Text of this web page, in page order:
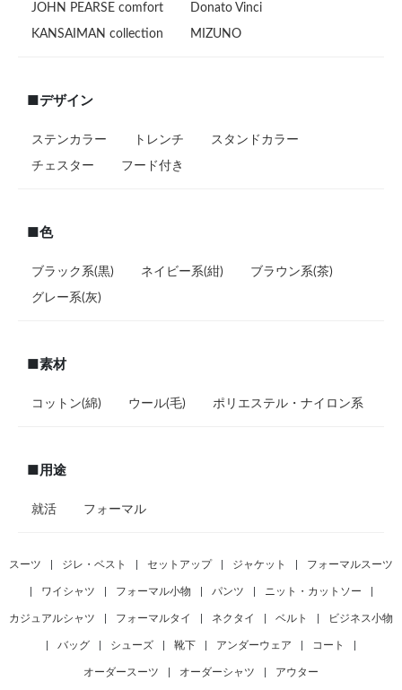
JOHN PEARSE comfort Donato Vinci
KANSAIMAN collection MIZUNO
■デザイン
ステンカラー トレンチ スタンドカラー
チェスター フード付き
■色
ブラック系(黒) ネイビー系(紺) ブラウン系(茶)
グレー系(灰)
■素材
コットン(綿) ウール(毛) ポリエステル・ナイロン系
■用途
就活 フォーマル
スーツ ジレ・ベスト セットアップ ジャケット フォーマルスーツ
ワイシャツ フォーマル小物 パンツ ニット・カットソー
カジュアルシャツ フォーマルタイ ネクタイ ベルト ビジネス小物
バッグ シューズ 靴下 アンダーウェア コート
オーダースーツ オーダーシャツ アウター